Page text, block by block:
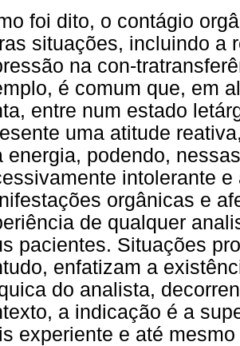
foi dito, o contágio
situações, incluindo a
na con-
é comum que, em
entre num estado
uma atitude
energia, podendo,
intolerante
orgânicas e
de qualquer
pacientes. Situações
enfatizam a
do analista,
a indicação é a
experiente e até